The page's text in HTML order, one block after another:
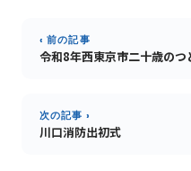
‹ 前の記事
令和8年西東京市二十歳のつ
次の記事 ›
川口消防出初式